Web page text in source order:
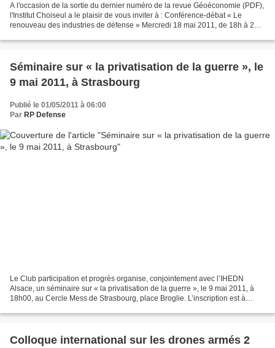
A l'occasion de la sortie du dernier numéro de la revue Géoéconomie (PDF),
l'Institut Choiseul a le plaisir de vous inviter à : Conférence-débat « Le
renouveau des industries de défense » Mercredi 18 mai 2011, de 18h à 20h,
Séminaire sur « la privatisation de la guerre », le
9 mai 2011, à Strasbourg
Publié le 01/05/2011 à 06:00
Par RP Defense
Le Club participation et progrès organise, conjointement avec l’IHEDN
Alsace, un séminaire sur « la privatisation de la guerre », le 9 mai 2011, à
18h00, au Cercle Mess de Strasbourg, place Broglie. L’inscription est à
Colloque international sur les drones armés 2